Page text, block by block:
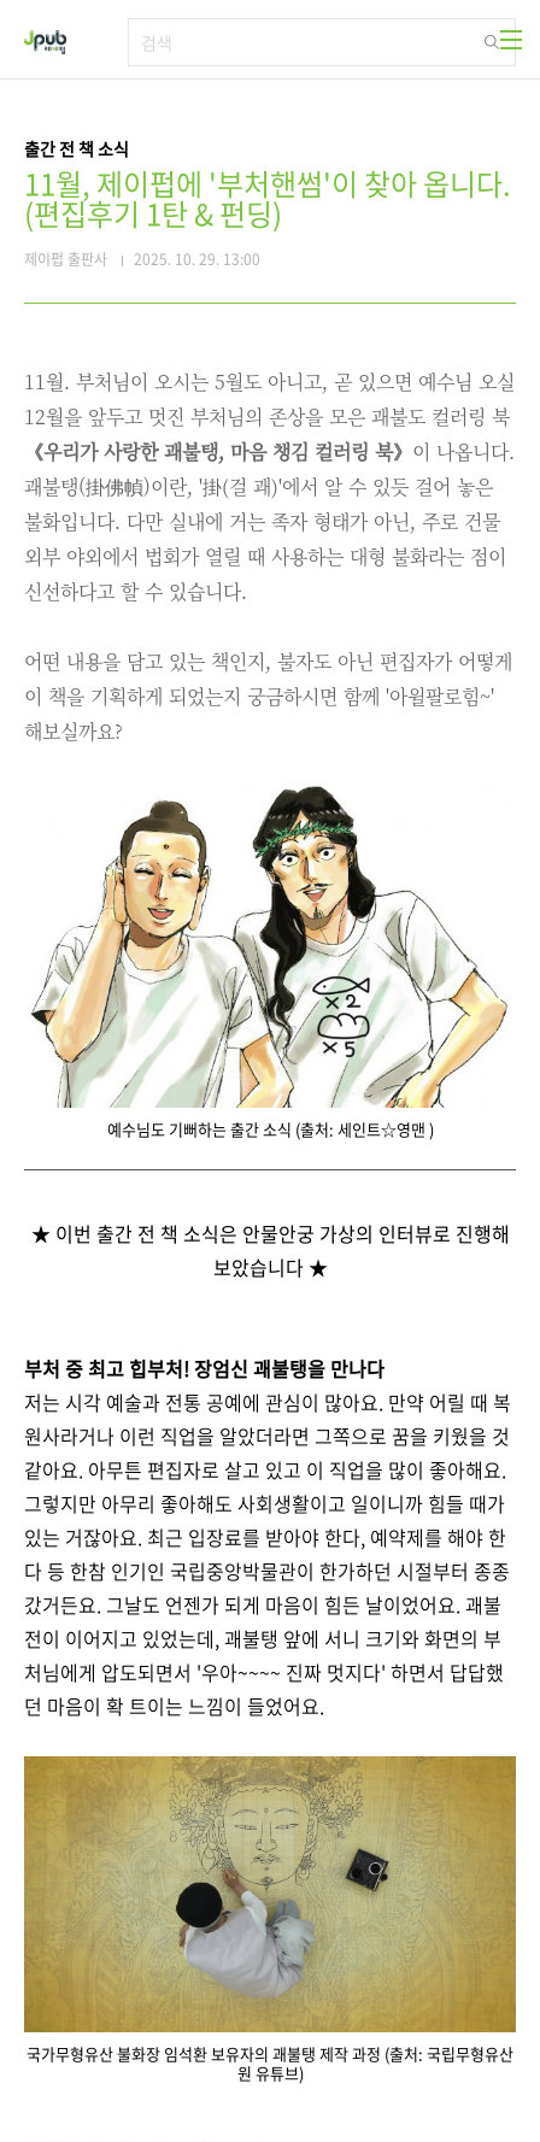
출간 전 책 소식
11월, 제이펍에 '부처핸썸'이 찾아 옵니다.
(편집후기 1탄 & 펀딩)
제이펍 출판사 2025. 10. 29. 13:00
11월. 부처님이 오시는 5월도 아니고, 곧 있으면 예수님 오실
12월을 앞두고 멋진 부처님의 존상을 모은 괘불도 컬러링 북
《우리가 사랑한 괘불탱, 마음 챙김 컬러링 북》 이 나옵니다.
괘불탱(掛佛幀)이란, '掛(걸 괘)'에서 알 수 있듯 걸어 놓은
불화입니다. 다만 실내에 거는 족자 형태가 아닌, 주로 건물
외부 야외에서 법회가 열릴 때 사용하는 대형 불화라는 점이
신선하다고 할 수 있습니다.
어떤 내용을 담고 있는 책인지, 불자도 아닌 편집자가 어떻게
이 책을 기획하게 되었는지 궁금하시면 함께 '아윌팔로힘~'
해보실까요?
예수님도 기뻐하는 출간 소식 (출처: 세인트☆영맨 )
★ 이번 출간 전 책 소식은 안물안궁 가상의 인터뷰로 진행해
보았습니다 ★
부처 중 최고 힙부처! 장엄신 괘불탱을 만나다
저는 시각 예술과 전통 공예에 관심이 많아요. 만약 어릴 때 복
원사라거나 이런 직업을 알았더라면 그쪽으로 꿈을 키웠을 것
같아요. 아무튼 편집자로 살고 있고 이 직업을 많이 좋아해요.
그렇지만 아무리 좋아해도 사회생활이고 일이니까 힘들 때가
있는 거잖아요. 최근 입장료를 받아야 한다, 예약제를 해야 한
다 등 한참 인기인 국립중앙박물관이 한가하던 시절부터 종종
갔거든요. 그날도 언젠가 되게 마음이 힘든 날이었어요. 괘불
전이 이어지고 있었는데, 괘불탱 앞에 서니 크기와 화면의 부
처님에게 압도되면서 '우아~~~~ 진짜 멋지다' 하면서 답답했
던 마음이 확 트이는 느낌이 들었어요.
국가무형유산 불화장 임석환 보유자의 괘불탱 제작 과정 (출처: 국립무형유산
원 유튜브)